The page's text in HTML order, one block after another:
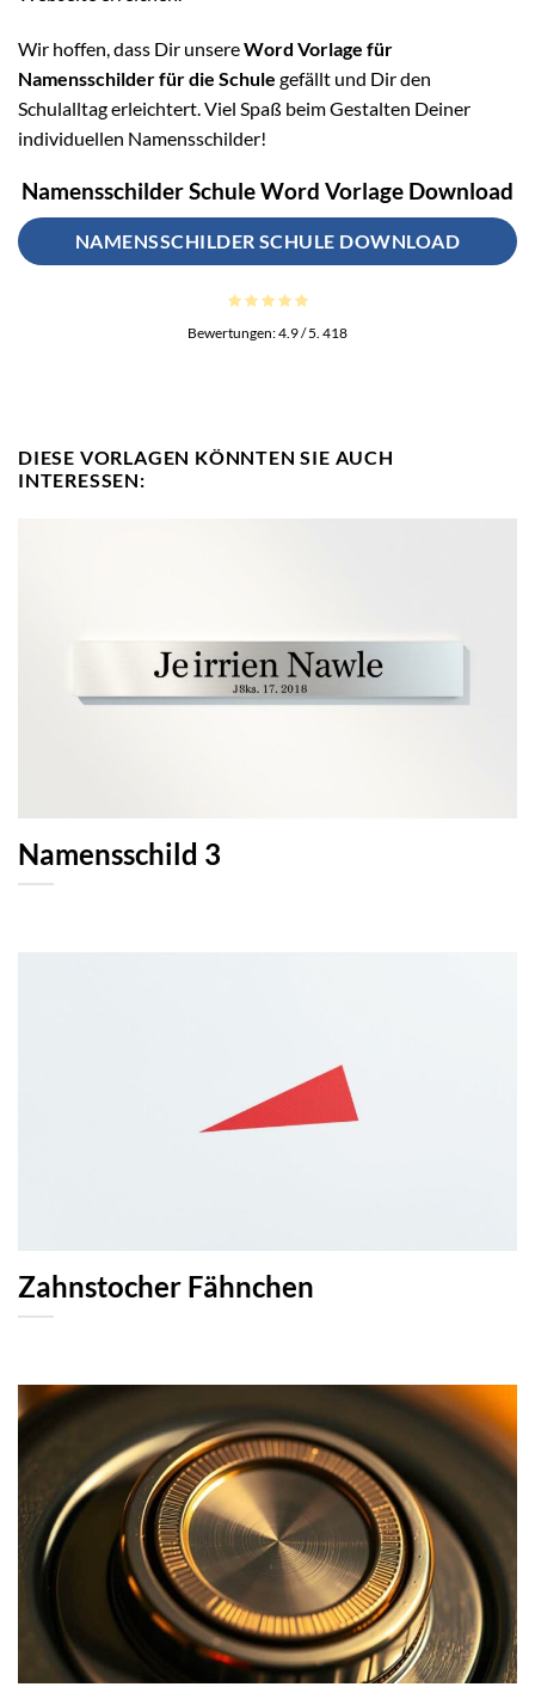
Wir hoffen, dass Dir unsereWord Vorlage für
Namensschilder für die Schule gefällt und Dir den
Schulalltag erleichtert. Viel Spaß beim Gestalten Deiner
individuellen Namensschilder!
Namensschilder Schule Word Vorlage Download
NAMENSSCHILDER SCHULE DOWNLOAD
Bewertungen:4.9/ 5. 418
DIESE VORLAGEN KÖNNTEN SIE AUCH
INTERESSEN:
Namensschild 3
Zahnstocher Fähnchen